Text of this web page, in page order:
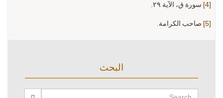
[4] سورة ق، الآية ٢٩.
[5] صاحب الكرامة.
البحث